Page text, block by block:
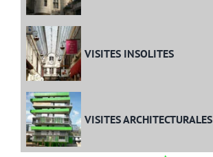
VISITES INSOLITES
VISITES ARCHITECTURALES